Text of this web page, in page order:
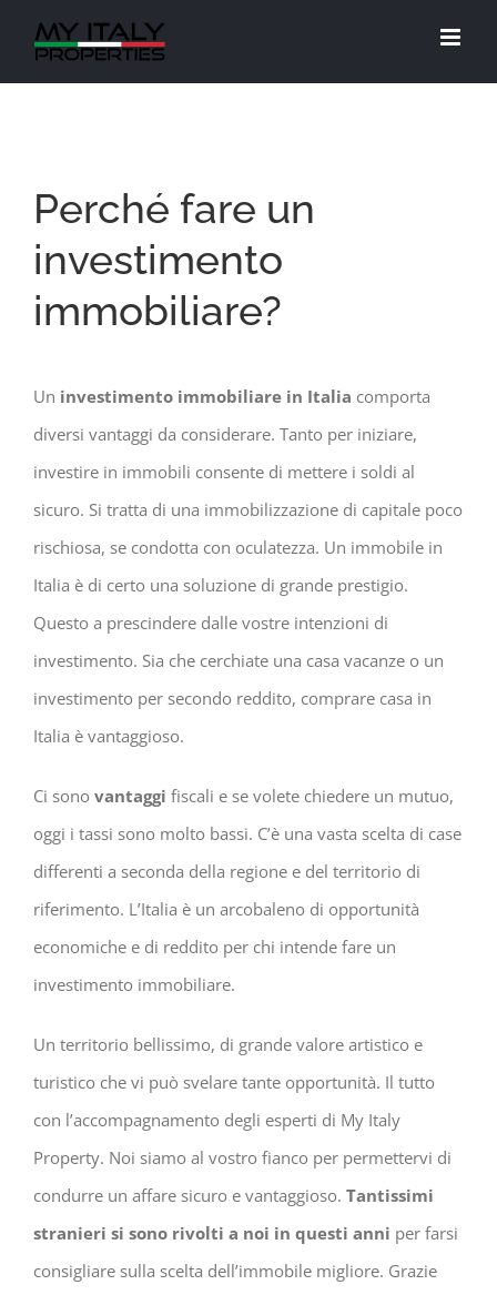
Perché fare un
investimento
immobiliare?
Un investimento immobiliare in Italia comporta
diversi vantaggi da considerare. Tanto per iniziare,
investire in immobili consente di mettere i soldi al
sicuro. Si tratta di una immobilizzazione di capitale poco
rischiosa, se condotta con oculatezza. Un immobile in
Italia è di certo una soluzione di grande prestigio.
Questo a prescindere dalle vostre intenzioni di
investimento. Sia che cerchiate una casa vacanze o un
investimento per secondo reddito, comprare casa in
Italia è vantaggioso.
Ci sono vantaggi fiscali e se volete chiedere un mutuo,
oggi i tassi sono molto bassi. C’è una vasta scelta di case
differenti a seconda della regione e del territorio di
riferimento. L’Italia è un arcobaleno di opportunità
economiche e di reddito per chi intende fare un
investimento immobiliare.
Un territorio bellissimo, di grande valore artistico e
turistico che vi può svelare tante opportunità. Il tutto
con l’accompagnamento degli esperti di My Italy
Property. Noi siamo al vostro fianco per permettervi di
condurre un affare sicuro e vantaggioso. Tantissimi
stranieri si sono rivolti a noi in questi anni per farsi
consigliare sulla scelta dell’immobile migliore. Grazie